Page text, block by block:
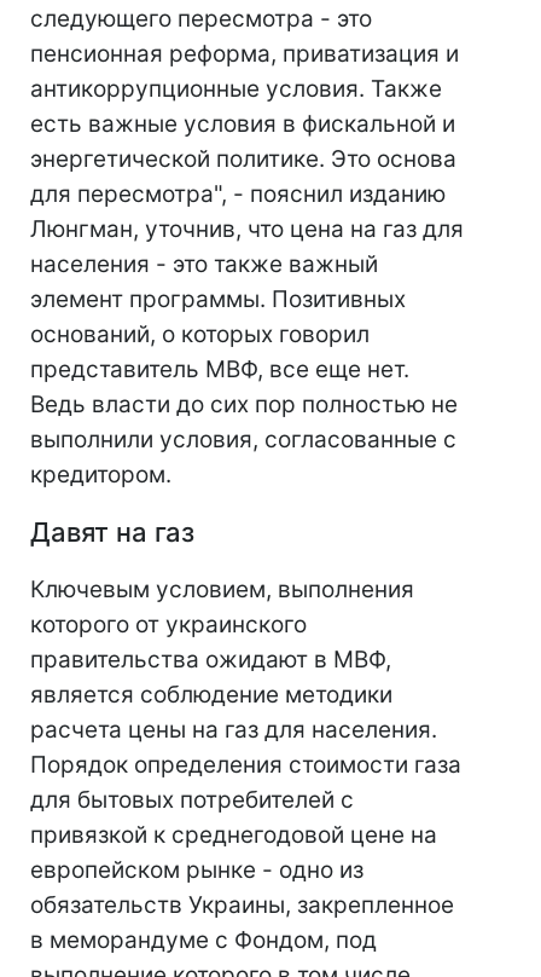
следующего пересмотра - это
пенсионная реформа, приватизация и
антикоррупционные условия. Также
есть важные условия в фискальной и
энергетической политике. Это основа
для пересмотра", - пояснил изданию
Люнгман, уточнив, что цена на газ для
населения - это также важный
элемент программы. Позитивных
оснований, о которых говорил
представитель МВФ, все еще нет.
Ведь власти до сих пор полностью не
выполнили условия, согласованные с
кредитором.
Давят на газ
Ключевым условием, выполнения
которого от украинского
правительства ожидают в МВФ,
является соблюдение методики
расчета цены на газ для населения.
Порядок определения стоимости газа
для бытовых потребителей с
привязкой к среднегодовой цене на
европейском рынке - одно из
обязательств Украины, закрепленное
в меморандуме с Фондом, под